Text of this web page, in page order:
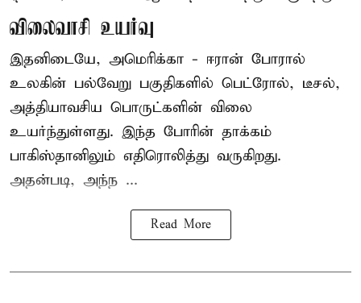
விலைவாசி உயர்வு
இதனிடையே, அமெரிக்கா - ஈரான் போரால்
உலகின் பல்வேறு பகுதிகளில் பெட்ரோல், டீசல்,
அத்தியாவசிய பொருட்களின் விலை
உயர்ந்துள்ளது. இந்த போரின் தாக்கம்
பாகிஸ்தானிலும் எதிரொலித்து வருகிறது.
அதன்படி, அந்ந ...
Read More